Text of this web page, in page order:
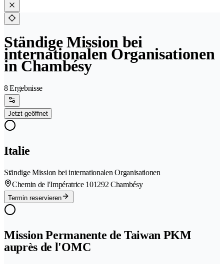
Ständige Mission bei
internationalen Organisationen
in Chambésy
8 Ergebnisse
Jetzt geöffnet
Italie
Ständige Mission bei internationalen Organisationen
Chemin de l'Impératrice 101292 Chambésy
Termin reservieren
Mission Permanente de Taiwan PKM
auprès de l'OMC